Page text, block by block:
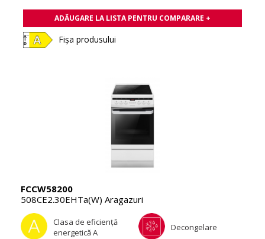
ADĂUGARE LA LISTA PENTRU COMPARARE +
Fișa produsului
FCCW58200
508CE2.30EHTa(W) Aragazuri
Clasa de eficienţă
energetică A
Decongelare